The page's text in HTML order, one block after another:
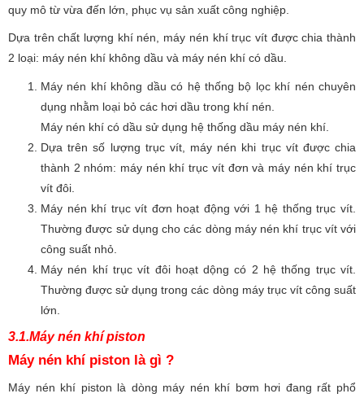
quy mô từ vừa đến lớn, phục vụ sản xuất công nghiệp.
Dựa trên chất lượng khí nén, máy nén khí trục vít được chia thành
2 loại: máy nén khí không dầu và máy nén khí có dầu.
Máy nén khí không dầu có hệ thống bộ lọc khí nén chuyên
dụng nhằm loại bỏ các hơi dầu trong khí nén.
Máy nén khí có dầu sử dụng hệ thống dầu máy nén khí.
Dựa trên số lượng trục vít, máy nén khi trục vít được chia
thành 2 nhóm: máy nén khí trục vít đơn và máy nén khí trục
vít đôi.
Máy nén khí trục vít đơn hoạt động với 1 hệ thống trục vít.
Thường được sử dụng cho các dòng máy nén khí trục vít với
công suất nhỏ.
Máy nén khí trục vít đôi hoạt dộng có 2 hệ thống trục vít.
Thường được sử dụng trong các dòng máy trục vít công suất
lớn.
3.1.Máy nén khí piston
Máy nén khí piston là gì ?
Máy nén khí piston là dòng máy nén khí bơm hơi đang rất phổ